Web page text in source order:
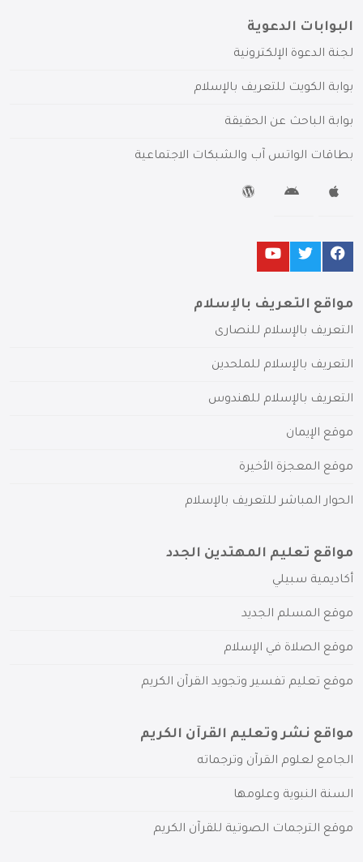
البوابات الدعوية
لجنة الدعوة الإلكترونية
بوابة الكويت للتعريف بالإسلام
بوابة الباحث عن الحقيقة
بطاقات الواتس آب والشبكات الاجتماعية
مواقع التعريف بالإسلام
التعريف بالإسلام للنصارى
التعريف بالإسلام للملحدين
التعريف بالإسلام للهندوس
موقع الإيمان
موقع المعجزة الأخيرة
الحوار المباشر للتعريف بالإسلام
مواقع تعليم المهتدين الجدد
أكاديمية سبيلي
موقع المسلم الجديد
موقع الصلاة في الإسلام
موقع تعليم تفسير وتجويد القرآن الكريم
مواقع نشر وتعليم القرآن الكريم
الجامع لعلوم القرآن وترجماته
السنة النبوية وعلومها
موقع الترجمات الصوتية للقرآن الكريم